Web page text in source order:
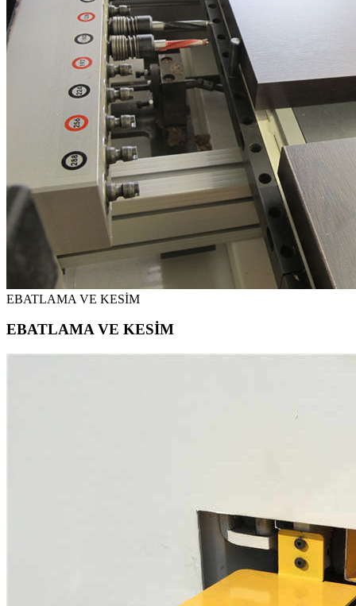
EBATLAMA VE KESİM
EBATLAMA VE KESİM